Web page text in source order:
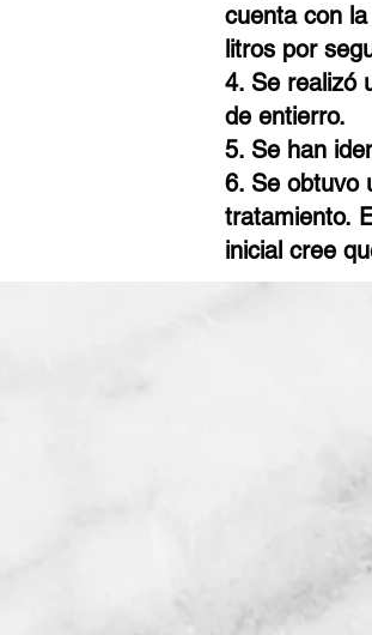
cuenta con
litros por
4. Se realizó
de entierro.
5. Se han
6. Se obtuvo
tratamiento.
inicial cree